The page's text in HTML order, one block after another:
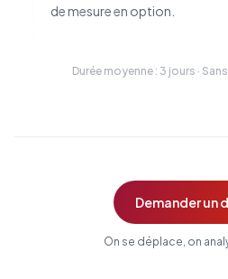
de mesure en option.
Durée moyenne : 3 jours ·
Demander un
On se déplace, on